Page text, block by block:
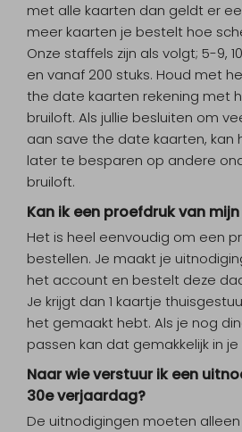
met alle kaarten dan geldt er
meer kaarten je bestelt hoe
Onze staffels zijn als volgt; 5-9,
en vanaf 200 stuks. Houd met
the date kaarten rekening met
bruiloft. Als jullie besluiten om
aan save the date kaarten, kan
later te besparen op andere
bruiloft.
Kan ik een proefdruk van
Het is heel eenvoudig om een
bestellen. Je maakt je
het account en bestelt deze
Je krijgt dan 1 kaartje
het gemaakt hebt. Als je nog
passen kan dat gemakkelijk in
Naar wie verstuur ik een
30e verjaardag?
De uitnodigingen moeten